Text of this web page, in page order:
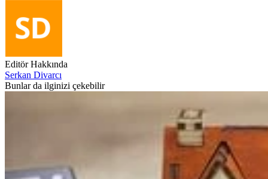
Editör Hakkında
Serkan Divarcı
Bunlar da ilginizi çekebilir